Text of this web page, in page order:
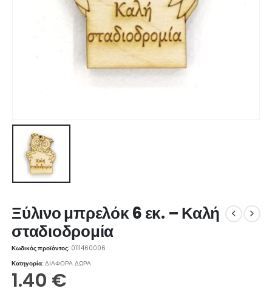
Ξύλινο μπρελόκ 6 εκ. – Καλή
σταδιοδρομία
Κωδικός προϊόντος: 0111460006
Κατηγορία:ΔΙΑΦΟΡΑ ΔΩΡΑ
1.40 €